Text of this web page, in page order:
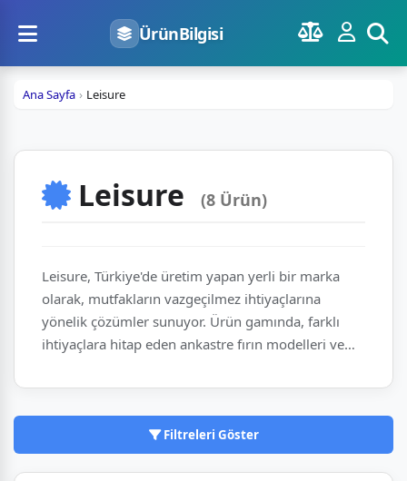
ÜrünBilgisi
Ana Sayfa Leisure
Leisure (8 Ürün)
Leisure, Türkiye'de üretim yapan yerli bir marka
olarak, mutfakların vazgeçilmez ihtiyaçlarına
yönelik çözümler sunuyor. Ürün gamında, farklı
ihtiyaçlara hitap eden ankastre fırın modelleri ve
fırınlarıyla modern mutfaklara şıklık katarken, PBZL
buzdolabı ile pratik soğutma çözümleri sağlıyor.
Yerli üretim gücüyle, kaliteli ve erişilebilir beyaz
eşya seçenekleri sunmaya devam ediyor.
Filtreleri Göster